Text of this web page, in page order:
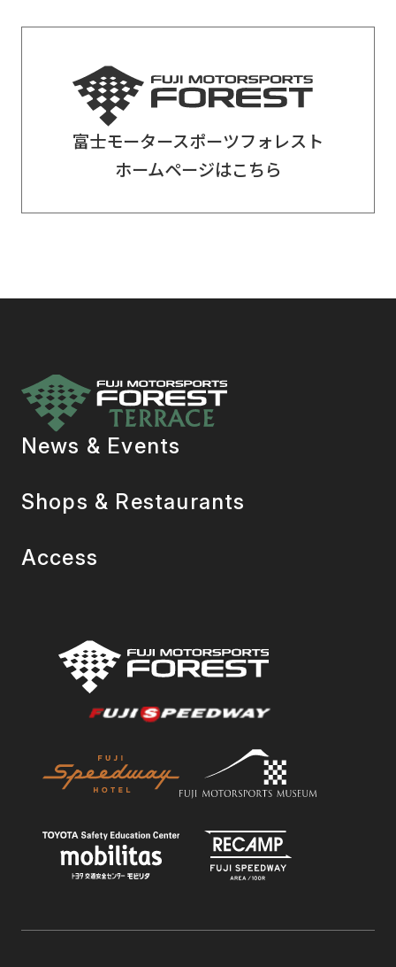
富士モータースポーツフォレスト
ホームページはこちら
News & Events
Shops & Restaurants
Access